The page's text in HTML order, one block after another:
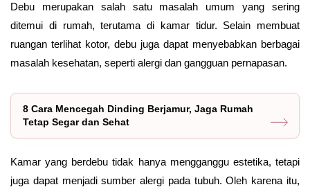
Debu merupakan salah satu masalah umum yang sering
ditemui di rumah, terutama di kamar tidur. Selain membuat
ruangan terlihat kotor, debu juga dapat menyebabkan berbagai
masalah kesehatan, seperti alergi dan gangguan pernapasan.
8 Cara Mencegah Dinding Berjamur, Jaga Rumah
Tetap Segar dan Sehat
Kamar yang berdebu tidak hanya mengganggu estetika, tetapi
juga dapat menjadi sumber alergi pada tubuh. Oleh karena itu,